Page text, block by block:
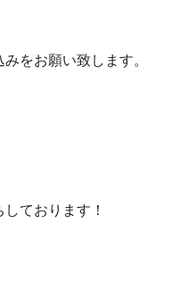
をお願い致します。
ております！